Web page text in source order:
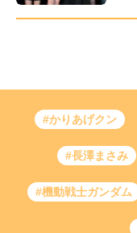
#かりあげクン
#長澤まさみ
#機動戦士ガンダム